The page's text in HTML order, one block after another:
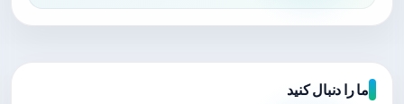
ما را دنبال کنید